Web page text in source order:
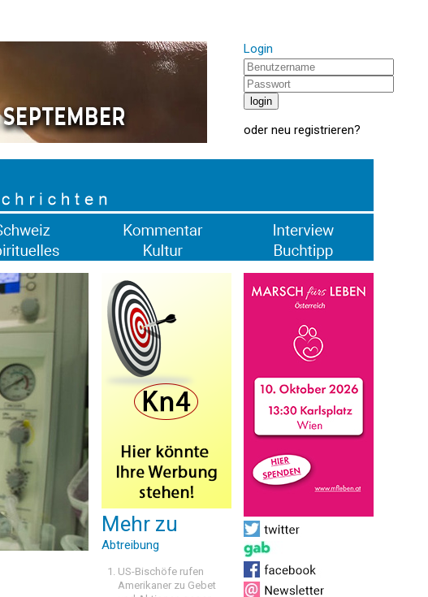
Login
oder neu registrieren?
Mehr zu
Abtreibung
US-Bischöfe rufen
Amerikaner zu Gebet